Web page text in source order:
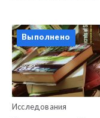
Выполнено
Исследования